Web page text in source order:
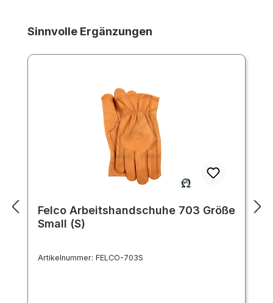
Produktgalerie überspringen
Sinnvolle Ergänzungen
Felco Arbeitshandschuhe 703 Größe
Small (S)
Artikelnummer: FELCO-703S